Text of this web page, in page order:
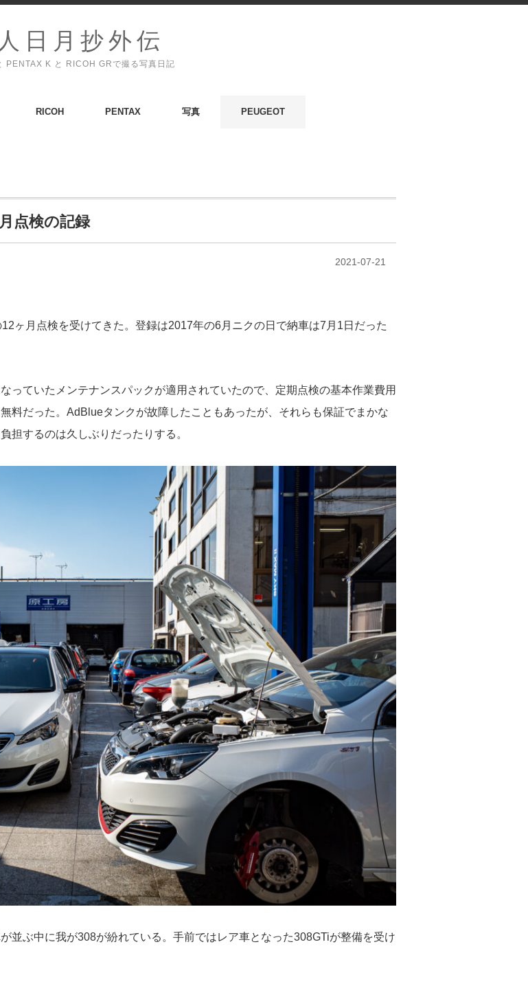
日月抄外伝
PENTAX K と RICOH GRで撮る写真日記
RICOH PENTAX 写真 PEUGEOT
点検の記録
2021-07-21
ヶ月点検を受けてきた。登録は2017年の6月ニクの日で納車は7月1日だった
ていたメンテナンスパックが適用されていたので、定期点検の基本作業費用
料だった。AdBlueタンクが故障したこともあったが、それらも保証でまかな
担するのは久しぶりだったりする。
並ぶ中に我が308が紛れている。手前ではレア車となった308GTiが整備を受け